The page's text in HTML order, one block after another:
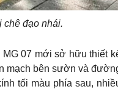
chê đạo nhái.
MG 07 mới sở hữu thiết
mạch bên sườn và
tối màu phía sau,